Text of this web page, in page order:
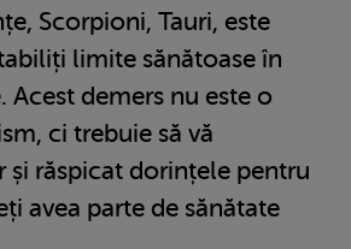
Scorpioni, Tauri, este
limite sănătoase în
Acest demers nu este o
ci trebuie să vă
răspicat dorințele pentru
avea parte de sănătate